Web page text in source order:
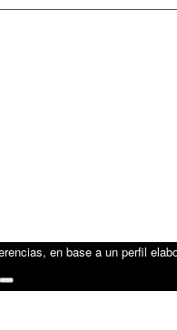
en base a un perfil